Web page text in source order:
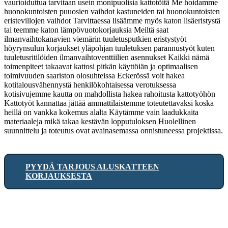
vaurioiduttua tarvitaan usein monipuolisia kattotöitä Me hoidamme
huonokuntoisten puuosien vaihdot kastuneiden tai huonokuntoisten
eristevillojen vaihdot Tarvittaessa lisäämme myös katon lisäeristystä
tai teemme katon lämpövuotokorjauksia Meiltä saat
ilmanvaihtokanavien viemärin tuuletusputkien eristystyöt
höyrynsulun korjaukset yläpohjan tuuletuksen parannustyöt kuten
tuuletusritilöiden ilmanvaihtoventtiilien asennukset Kaikki nämä
toimenpiteet takaavat kattosi pitkän käyttöiän ja optimaalisen
toimivuuden saariston olosuhteissa Eckerössä voit hakea
kotitalousvähennystä henkilökohtaisessa verotuksessa
kotisivujemme kautta on mahdollista hakea rahoitusta kattotyöhön
Kattotyöt kannattaa jättää ammattilaistemme toteutettavaksi koska
heillä on vankka kokemus alalta Käytämme vain laadukkaita
materiaaleja mikä takaa kestävän lopputuloksen Huolellinen
suunnittelu ja toteutus ovat avainasemassa onnistuneessa projektissa.
PYYDÄ TARJOUS ALUSKATTEEN
KORJAUKSESTA